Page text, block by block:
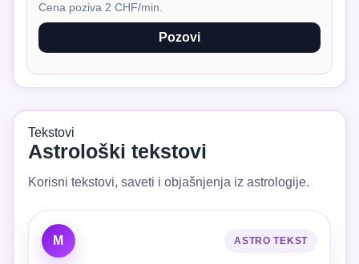
Cena poziva 2 CHF/min.
Pozovi
Tekstovi
Astrološki tekstovi
Korisni tekstovi, saveti i objašnjenja iz astrologije.
M ASTRO TEKST